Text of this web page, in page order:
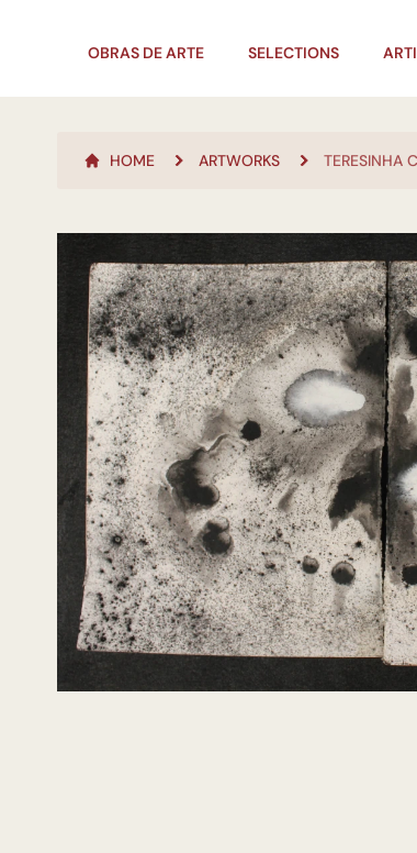
OBRAS DE ARTE SELECTIONS
HOME ARTWORKS TERESINHA